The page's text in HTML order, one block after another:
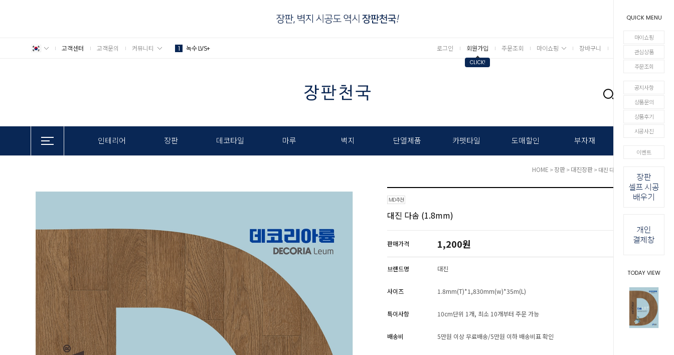
QUICK MENU
마이쇼핑
관심상품
주문조회
공지사항
상품문의
상품후기
시공사진
이벤트
TODAY VIEW
고객센터 고객문의 커뮤니티 1 녹수 LVS+ 로그인 회원가입
CLICK!
주문조회 마이쇼핑 장바구니
0
인테리어 장판 데코타일 마루 벽지 단열제품 카펫타일 도매할인 부자재
HOME >장판>대진장판> 대진 다솜 (1.8mm)
대진 다솜 (1.8mm)
판매가격 1,200원
브랜드명 대진
사이즈 1.8mm(T)*1,830mm(w)*35m(L)
특이사항 10cm단위 1개, 최소 10개부터 주문 가능
배송비 5만원 이상 무료배송/5만원 이하 배송비표 확인